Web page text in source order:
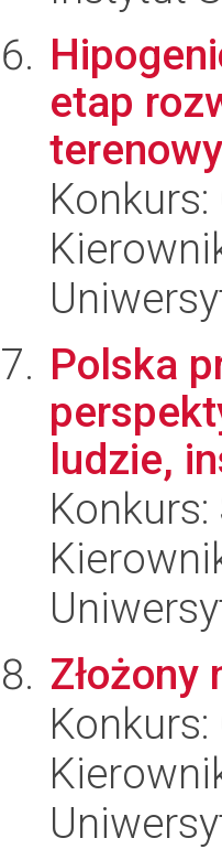
etap
Konkurs:
Polska
ludzie,
Konkurs:
Konkurs: